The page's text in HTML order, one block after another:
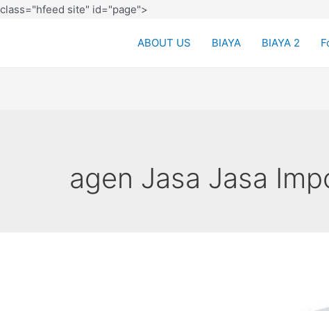
class="hfeed site" id="page">
ABOUT US BIAYA BIAYA 2
agen Jasa Jasa